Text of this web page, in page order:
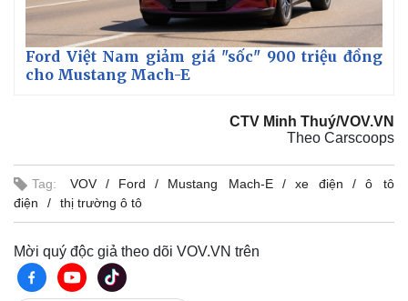
Ford Việt Nam giảm giá "sốc" 900 triệu đồng
cho Mustang Mach-E
CTV Minh Thuý/VOV.VN
Theo Carscoops
Tag: VOV Ford Mustang Mach-E xe điện
ô tô
điện
thị trường ô tô
Mời quý độc giả theo dõi VOV.VN trên